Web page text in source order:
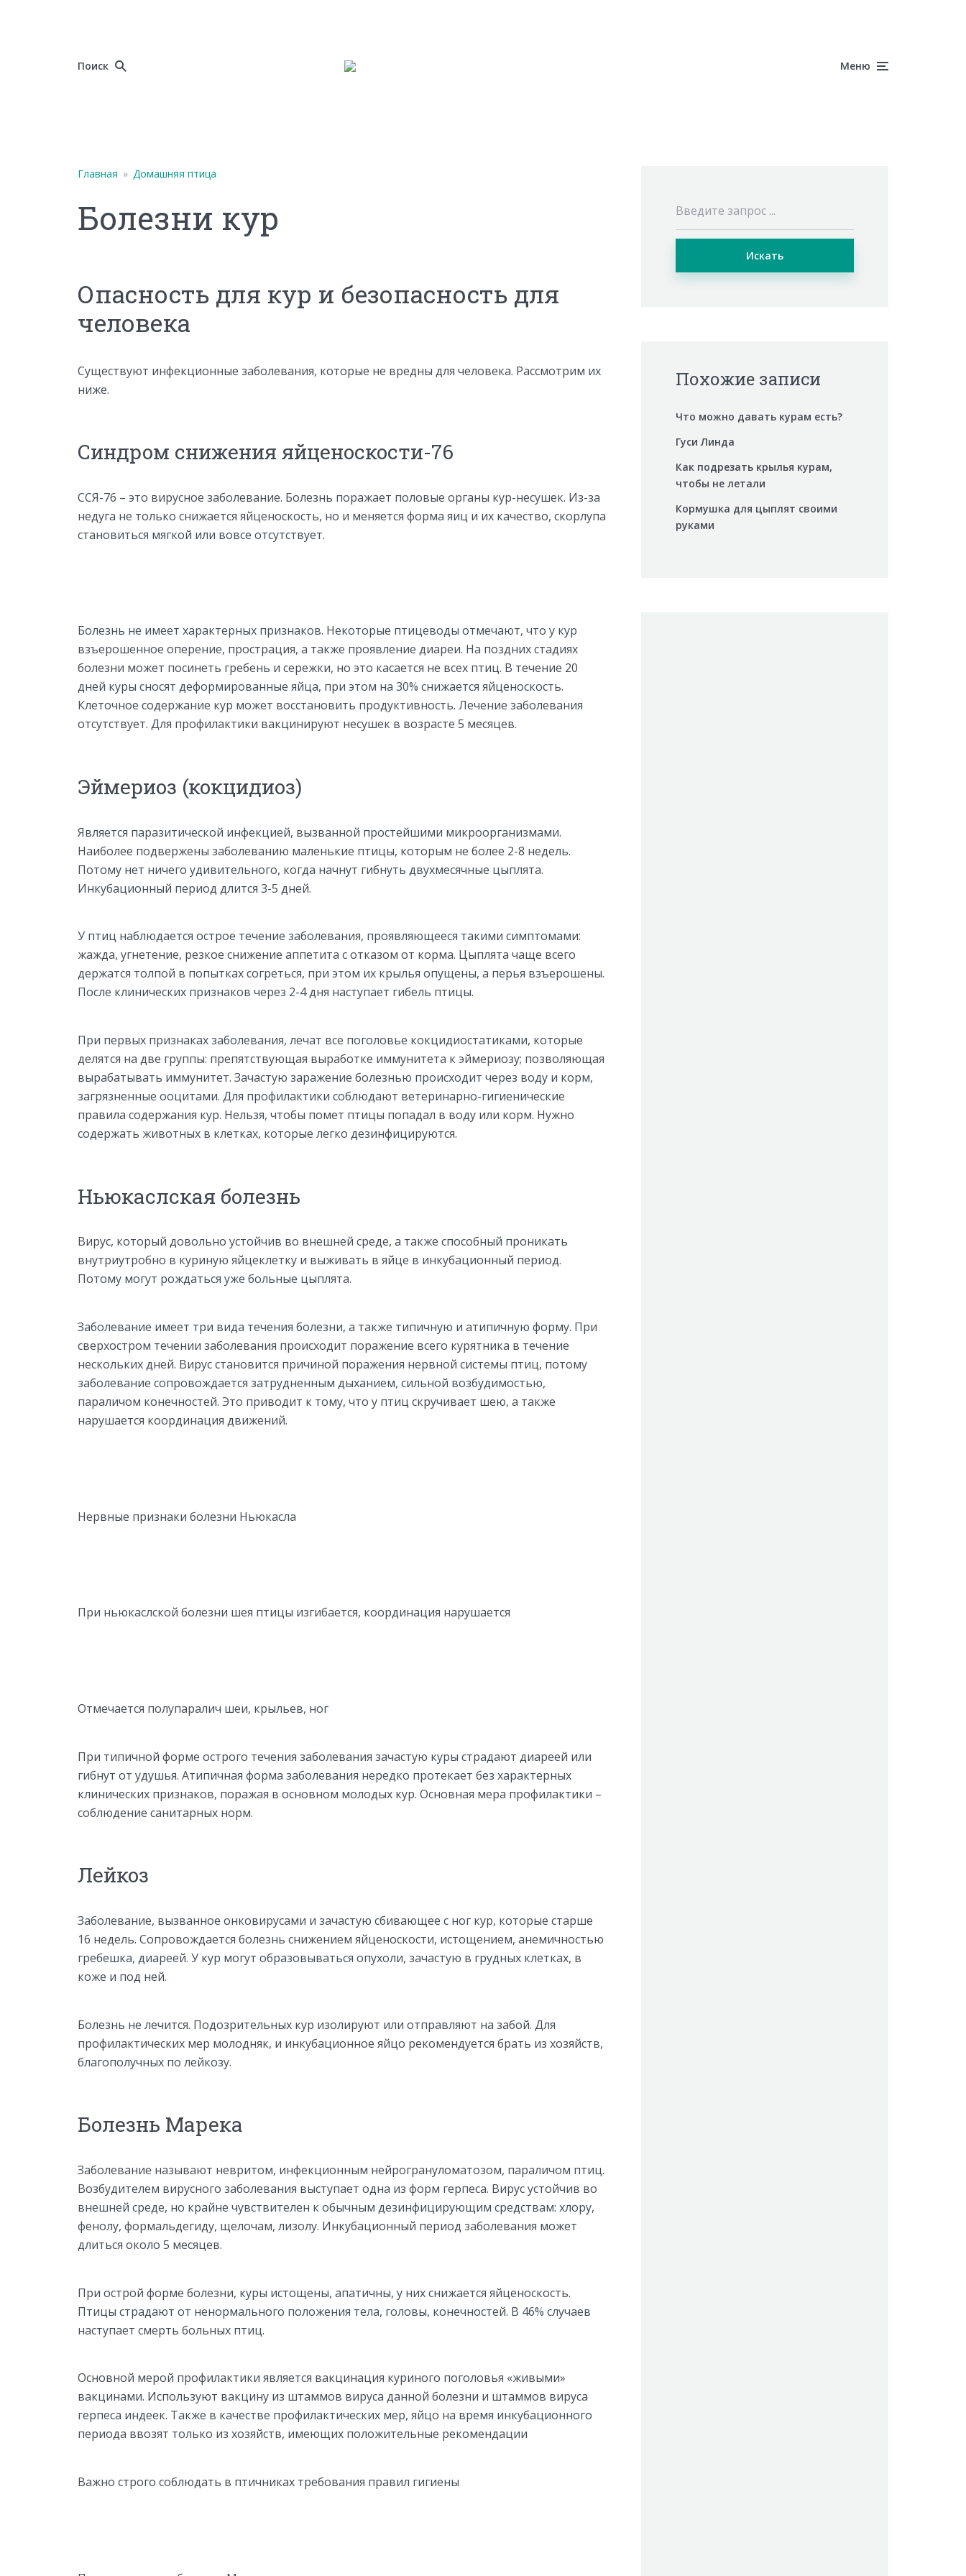
Поиск Меню
Главная » Домашняя птица
Болезни кур
Опасность для кур и безопасность для
человека
Существуют инфекционные заболевания, которые не вредны для человека. Рассмотрим их
ниже.
Синдром снижения яйценоскости-76
ССЯ-76 – это вирусное заболевание. Болезнь поражает половые органы кур-несушек. Из-за
недуга не только снижается яйценоскость, но и меняется форма яиц и их качество, скорлупа
становиться мягкой или вовсе отсутствует.
Болезнь не имеет характерных признаков. Некоторые птицеводы отмечают, что у кур
взъерошенное оперение, прострация, а также проявление диареи. На поздних стадиях
болезни может посинеть гребень и сережки, но это касается не всех птиц. В течение 20
дней куры сносят деформированные яйца, при этом на 30% снижается яйценоскость.
Клеточное содержание кур может восстановить продуктивность. Лечение заболевания
отсутствует. Для профилактики вакцинируют несушек в возрасте 5 месяцев.
Эймериоз (кокцидиоз)
Является паразитической инфекцией, вызванной простейшими микроорганизмами.
Наиболее подвержены заболеванию маленькие птицы, которым не более 2-8 недель.
Потому нет ничего удивительного, когда начнут гибнуть двухмесячные цыплята.
Инкубационный период длится 3-5 дней.
У птиц наблюдается острое течение заболевания, проявляющееся такими симптомами:
жажда, угнетение, резкое снижение аппетита с отказом от корма. Цыплята чаще всего
держатся толпой в попытках согреться, при этом их крылья опущены, а перья взъерошены.
После клинических признаков через 2-4 дня наступает гибель птицы.
При первых признаках заболевания, лечат все поголовье кокцидиостатиками, которые
делятся на две группы: препятствующая выработке иммунитета к эймериозу; позволяющая
вырабатывать иммунитет. Зачастую заражение болезнью происходит через воду и корм,
загрязненные ооцитами. Для профилактики соблюдают ветеринарно-гигиенические
правила содержания кур. Нельзя, чтобы помет птицы попадал в воду или корм. Нужно
содержать животных в клетках, которые легко дезинфицируются.
Ньюкаслская болезнь
Вирус, который довольно устойчив во внешней среде, а также способный проникать
внутриутробно в куриную яйцеклетку и выживать в яйце в инкубационный период.
Потому могут рождаться уже больные цыплята.
Заболевание имеет три вида течения болезни, а также типичную и атипичную форму. При
сверхостром течении заболевания происходит поражение всего курятника в течение
нескольких дней. Вирус становится причиной поражения нервной системы птиц, потому
заболевание сопровождается затрудненным дыханием, сильной возбудимостью,
параличом конечностей. Это приводит к тому, что у птиц скручивает шею, а также
нарушается координация движений.
Нервные признаки болезни Ньюкасла
При ньюкаслской болезни шея птицы изгибается, координация нарушается
Отмечается полупаралич шеи, крыльев, ног
При типичной форме острого течения заболевания зачастую куры страдают диареей или
гибнут от удушья. Атипичная форма заболевания нередко протекает без характерных
клинических признаков, поражая в основном молодых кур. Основная мера профилактики –
соблюдение санитарных норм.
Лейкоз
Заболевание, вызванное онковирусами и зачастую сбивающее с ног кур, которые старше
16 недель. Сопровождается болезнь снижением яйценоскости, истощением, анемичностью
гребешка, диареей. У кур могут образовываться опухоли, зачастую в грудных клетках, в
коже и под ней.
Болезнь не лечится. Подозрительных кур изолируют или отправляют на забой. Для
профилактических мер молодняк, и инкубационное яйцо рекомендуется брать из хозяйств,
благополучных по лейкозу.
Болезнь Марека
Заболевание называют невритом, инфекционным нейрогрануломатозом, параличом птиц.
Возбудителем вирусного заболевания выступает одна из форм герпеса. Вирус устойчив во
внешней среде, но крайне чувствителен к обычным дезинфицирующим средствам: хлору,
фенолу, формальдегиду, щелочам, лизолу. Инкубационный период заболевания может
длиться около 5 месяцев.
При острой форме болезни, куры истощены, апатичны, у них снижается яйценоскость.
Птицы страдают от ненормального положения тела, головы, конечностей. В 46% случаев
наступает смерть больных птиц.
Основной мерой профилактики является вакцинация куриного поголовья «живыми»
вакцинами. Используют вакцину из штаммов вируса данной болезни и штаммов вируса
герпеса индеек. Также в качестве профилактических мер, яйцо на время инкубационного
периода ввозят только из хозяйств, имеющих положительные рекомендации
Важно строго соблюдать в птичниках требования правил гигиены
Искать
Похожие записи
Что можно давать курам есть?
Гуси Линда
Как подрезать крылья курам,
чтобы не летали
Кормушка для цыплят своими
руками